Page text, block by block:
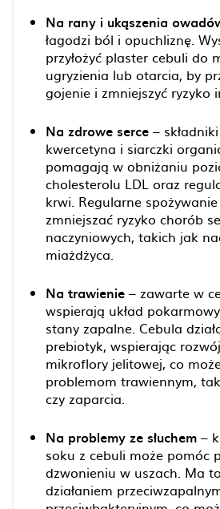
Na rany i ukąszenia
łagodzi ból i opuchliznę.
przyłożyć plaster cebuli do
ugryzienia lub otarcia, by
gojenie i zmniejszyć ryzyko
Na zdrowe serce –
kwercetyna i siarczki
pomagają w obniżaniu
cholesterolu LDL oraz
krwi. Regularne
zmniejszać ryzyko chorób
naczyniowych, takich jak
miażdżyca.
Na trawienie – zawarte w
wspierają układ
stany zapalne. Cebula
prebiotyk, wspierając
mikroflory jelitowej, co
problemom trawiennym,
czy zaparcia.
Na problemy ze słuchem –
soku z cebuli może pomóc
dzwonieniu w uszach. Ma
działaniem